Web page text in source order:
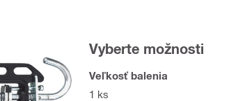
Vyberte možnosti
Veľkosť balenia
1 ks